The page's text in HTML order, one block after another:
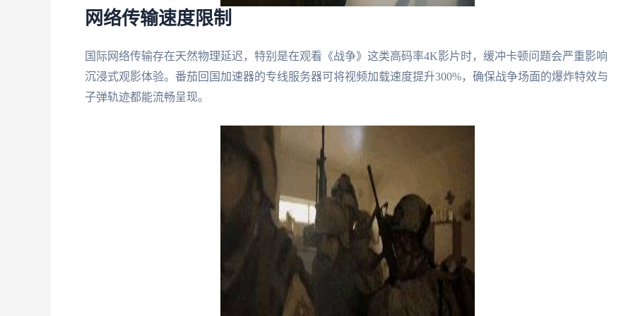
网络传输速度限制
国际网络传输存在天然物理延迟，特别是在观看《战争》这类高码率4K影片时，缓冲卡顿问题会严重影响
沉浸式观影体验。番茄回国加速器的专线服务器可将视频加载速度提升300%，确保战争场面的爆炸特效与
子弹轨迹都能流畅呈现。